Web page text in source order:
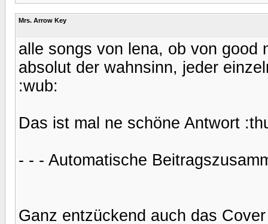
Mrs. Arrow Key
alle songs von lena, ob von good
absolut der wahnsinn, jeder
:wub:
Das ist mal ne schöne Antwort
- - - Automatische
Ganz entzückend auch das